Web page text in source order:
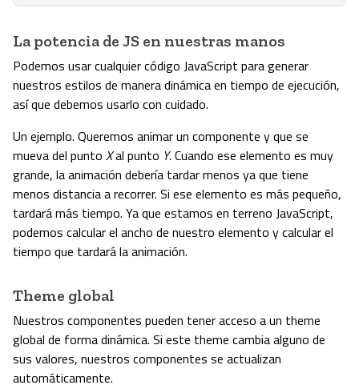
La potencia de JS en nuestras manos
Podemos usar cualquier código JavaScript para generar
nuestros estilos de manera dinámica en tiempo de ejecución,
así que debemos usarlo con cuidado.
Un ejemplo. Queremos animar un componente y que se
mueva del punto Xal punto Y. Cuando ese elemento es muy
grande, la animación debería tardar menos ya que tiene
menos distancia a recorrer. Si ese elemento es más pequeño,
tardará más tiempo. Ya que estamos en terreno JavaScript,
podemos calcular el ancho de nuestro elemento y calcular el
tiempo que tardará la animación.
Theme global
Nuestros componentes pueden tener acceso a un theme
global de forma dinámica. Si este theme cambia alguno de
sus valores, nuestros componentes se actualizan
automáticamente.